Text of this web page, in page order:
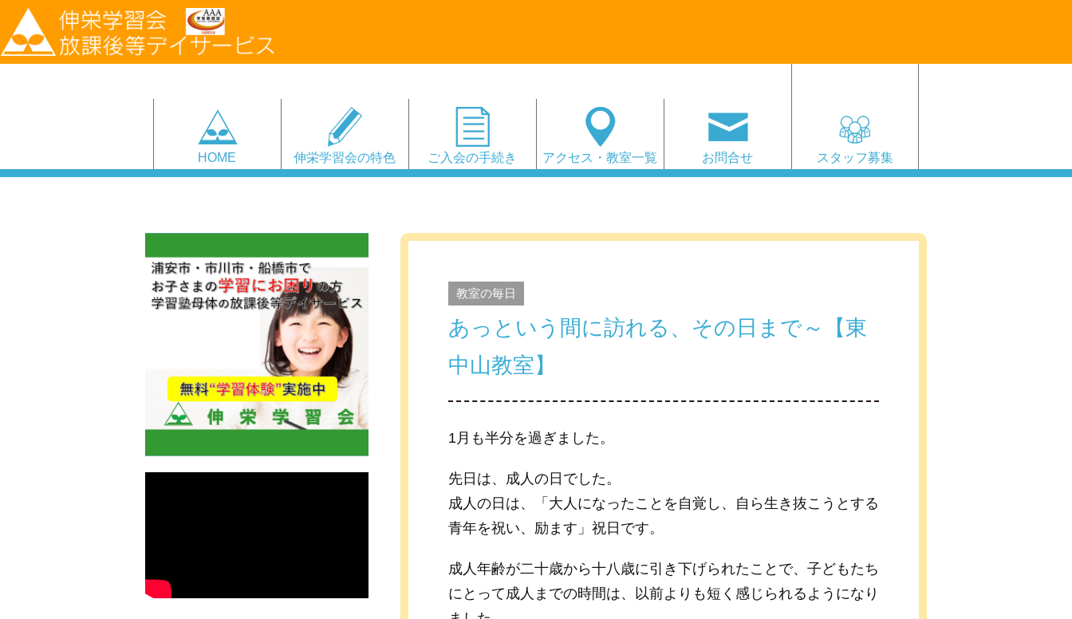
HOME 伸栄学習会の特色 ご入会の手続き アクセス・教室一覧 お問合せ スタッフ募集
教室の毎日
あっという間に訪れる、その日まで～【東
中山教室】
1月も半分を過ぎました。
先日は、成人の日でした。
成人の日は、「大人になったことを自覚し、自ら生き抜こうとする
青年を祝い、励ます」祝日です。
成人年齢が二十歳から十八歳に引き下げられたことで、子どもたち
にとって成人までの時間は、以前よりも短く感じられるようになり